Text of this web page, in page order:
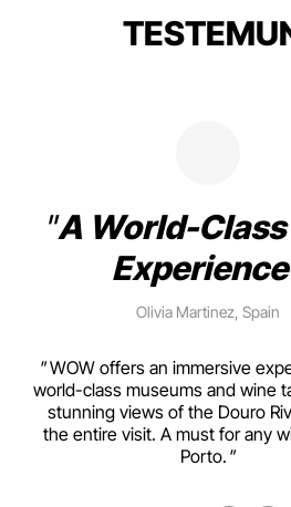
A World-
Experience
Olivia Martinez, Spain
WOW offers an immersive
world-class museums and wine
stunning views of the Douro
the entire visit. A must for any
Porto.